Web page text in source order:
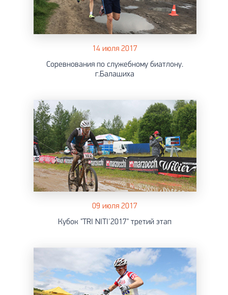
14 июля 2017
Соревнования по служебному биатлону.
г.Балашиха
09 июля 2017
Кубок "TRI NITI'2017" третий этап